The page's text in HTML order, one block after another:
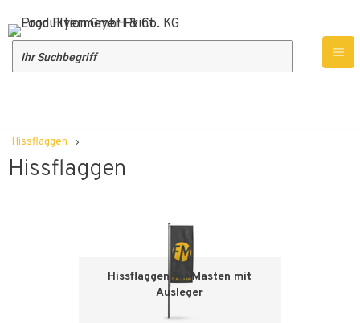
Hissflaggen
Hissflaggen
Hissflaggen für Masten mit
Ausleger